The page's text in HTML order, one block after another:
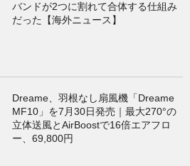
バンドが2つに割れて合体する仕組み
だった【海外ニュース】
Dreame、羽根なし扇風機「Dreame
MF10」を7月30日発売｜最大270°の
立体送風とAirBoostで16倍エアフロ
ー、69,800円